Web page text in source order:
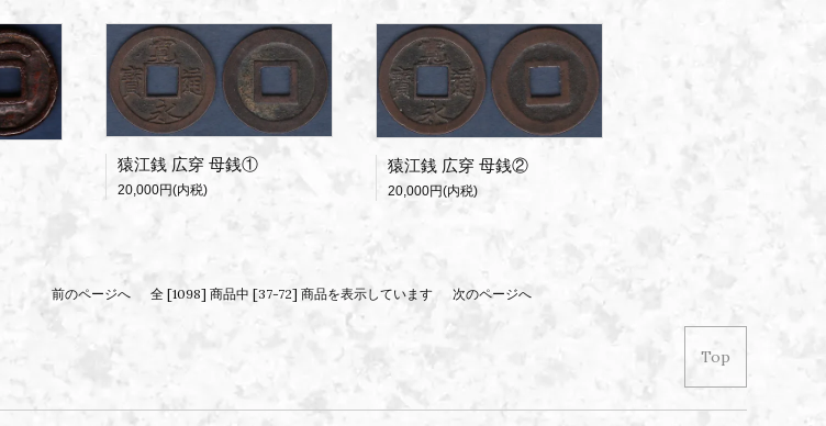
猿江銭 広穿 母銭①
20,000円(内税)
猿江銭 広穿 母銭②
20,000円(内税)
前のページへ 全 [1098] 商品中 [37-72] 商品を表示しています 次のページへ
Top